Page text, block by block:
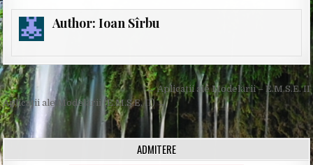
D
Author: Ioan Sîrbu
Post
navigation
← Aplicații ale Modelării – E.M.S.E. II
Aplicații ale Modelării (E.M.S.E. II) →
ADMITERE